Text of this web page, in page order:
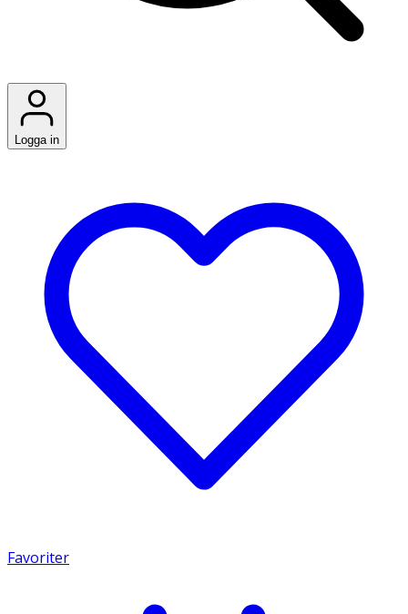
Logga in
Favoriter